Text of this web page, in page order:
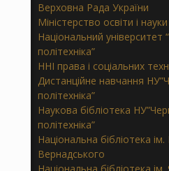
Верховна Рада України
Міністерство освіти і
Національний університет
політехніка”
ННІ права і соціальних
Дистанційне навчання
політехніка”
Наукова бібліотека
політехніка”
Національна бібліотека ім.
Вернадського